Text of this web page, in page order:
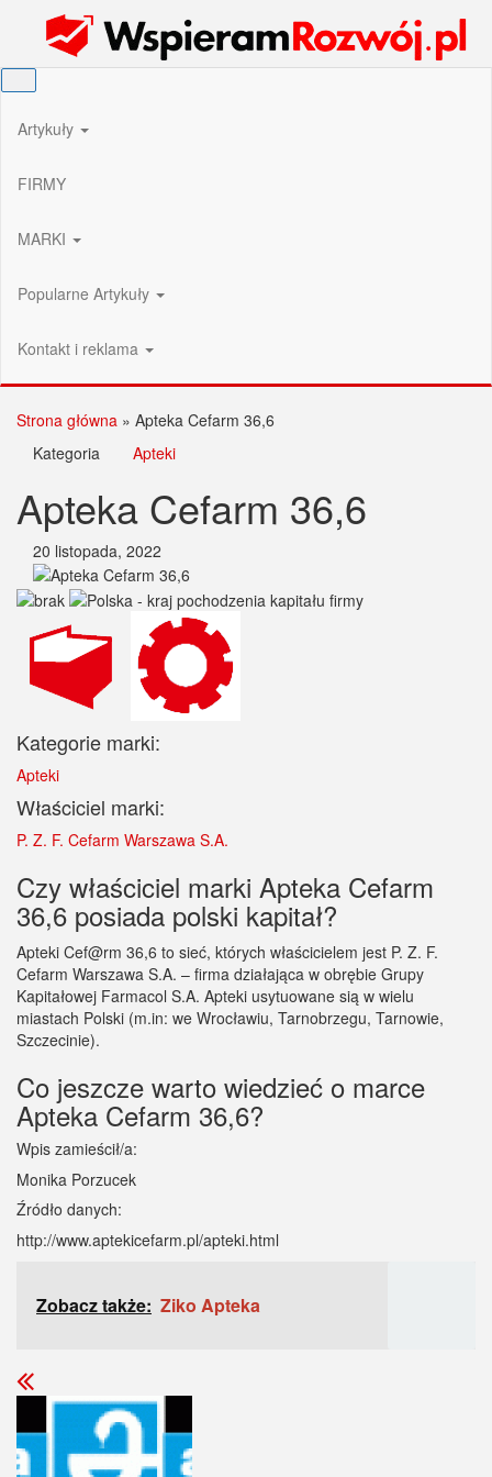
Wspieram Rozwój PL
Artykuły
FIRMY
MARKI
Popularne Artykuły
Kontakt i reklama
Strona główna » Apteka Cefarm 36,6
Kategoria
Apteki
Apteka Cefarm 36,6
20 listopada, 2022
Kategorie marki:
Apteki
Właściciel marki:
P. Z. F. Cefarm Warszawa S.A.
Czy właściciel marki Apteka Cefarm
36,6 posiada polski kapitał?
Apteki Cef@rm 36,6 to sieć, których właścicielem jest P. Z. F.
Cefarm Warszawa S.A. – firma działająca w obrębie Grupy
Kapitałowej Farmacol S.A. Apteki usytuowane sią w wielu
miastach Polski (m.in: we Wrocławiu, Tarnobrzegu, Tarnowie,
Szczecinie).
Co jeszcze warto wiedzieć o marce
Apteka Cefarm 36,6?
Wpis zamieścił/a:
Monika Porzucek
Źródło danych:
http://www.aptekicefarm.pl/apteki.html
Zobacz także: Ziko Apteka